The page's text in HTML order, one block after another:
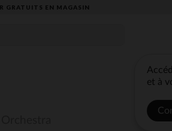
EN MAGASIN​
et à